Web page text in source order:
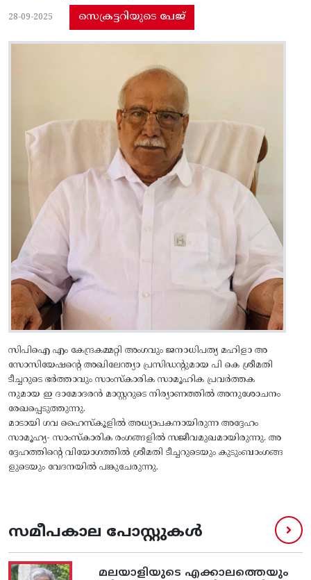
28-09-2025 സെക്രട്ടറിയുടെ പേജ്
സിപിഐ എം കേന്ദ്രകമ്മറ്റി അംഗവും ജനാധിപത്യ മഹിളാ അ
സോസിയേഷൻ്റെ അഖിലേന്ത്യാ പ്രസിഡന്റുമായ പി കെ ശ്രീമതി
ടീച്ചറുടെ ഭർത്താവും സാംസ്കാരിക സാമൂഹിക പ്രവർത്തക
നുമായ ഇ ദാമോദരൻ മാസ്റ്ററുടെ നിര്യാണത്തിൽ അനുശോചനം
രേഖപ്പെടുത്തുന്നു.
മാടായി ഗവ ഹൈസ്കൂളിൽ അധ്യാപകനായിരുന്ന അദ്ദേഹം
സാമൂഹ്യ- സാംസ്കാരിക രംഗങ്ങളിൽ സജീവമുഖമായിരുന്നു. അ
ദ്ദേഹത്തിന്റെ വിയോഗത്തിൽ ശ്രീമതി ടീച്ചറുടെയും കുടുംബാംഗങ്ങ
ളുടെയും വേദനയിൽ പങ്കുചേരുന്നു.
സമീപകാല പോസ്റ്റുകൾ
മലയാളിയുടെ എക്കാലത്തെയും